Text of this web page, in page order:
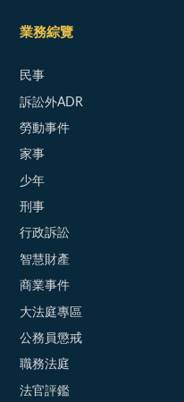
業務綜覽
民事
訴訟外ADR
勞動事件
家事
少年
刑事
行政訴訟
智慧財產
商業事件
大法庭專區
公務員懲戒
職務法庭
法官評鑑